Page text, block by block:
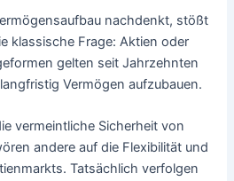
nachdenkt, stößt
klassische Frage: Aktien oder
gelten seit Jahrzehnten
Vermögen aufzubauen.
vermeintliche Sicherheit von
andere auf die Flexibilität und
Tatsächlich verfolgen